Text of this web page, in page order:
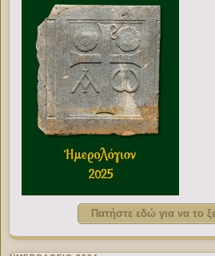
Πατήστε εδώ για να το